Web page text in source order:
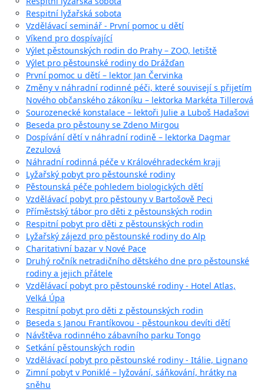
Respitní lyžařská sobota
Vzdělávací seminář - První pomoc u dětí
Víkend pro dospívající
Výlet pěstounských rodin do Prahy – ZOO, letiště
Výlet pro pěstounské rodiny do Drážďan
První pomoc u dětí – lektor Jan Červinka
Změny v náhradní rodinné péči, které souvisejí s přijetím
Nového občanského zákoníku – lektorka Markéta Tillerová
Sourozenecké konstalace – lektoři Julie a Luboš Hadašovi
Beseda pro pěstouny se Zdeno Mirgou
Dospívání dětí v náhradní rodině – lektorka Dagmar
Zezulová
Náhradní rodinná péče v Královéhradeckém kraji
Lyžařský pobyt pro pěstounské rodiny
Pěstounská péče pohledem biologických dětí
Vzdělávací pobyt pro pěstouny v Bartošově Peci
Příměstský tábor pro děti z pěstounských rodin
Respitní pobyt pro děti z pěstounských rodin
Lyžařský zájezd pro pěstounské rodiny do Alp
Charitativní bazar v Nové Pace
Druhý ročník netradičního dětského dne pro pěstounské
rodiny a jejich přátele
Vzdělávací pobyt pro pěstounské rodiny - Hotel Atlas,
Velká Úpa
Respitní pobyt pro děti z pěstounských rodin
Beseda s Janou Frantíkovou - pěstounkou devíti dětí
Návštěva rodinného zábavního parku Tongo
Setkání pěstounských rodin
Vzdělávací pobyt pro pěstounské rodiny - Itálie, Lignano
Zimní pobyt v Poniklé – lyžování, sáňkování, hrátky na
sněhu